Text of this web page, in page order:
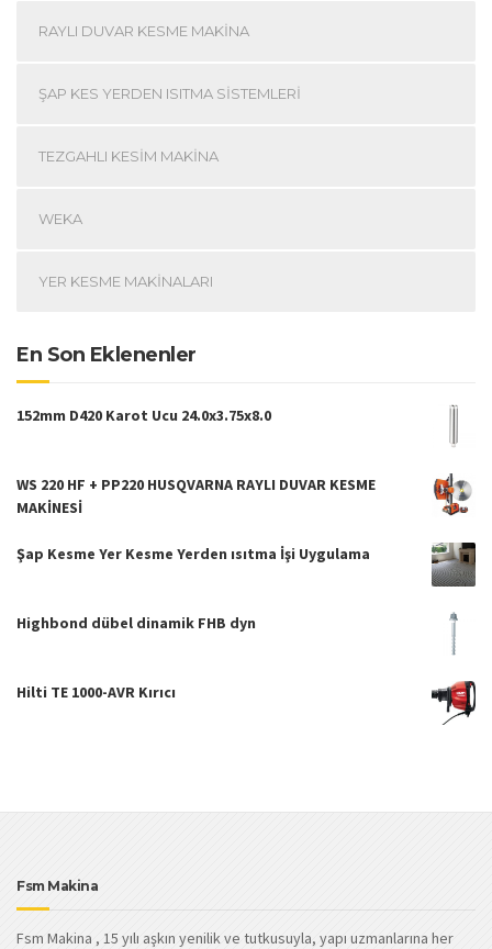
RAYLI DUVAR KESME MAKINA
ŞAP KES YERDEN ISITMA SISTEMLERI
TEZGAHLI KESIM MAKINA
WEKA
YER KESME MAKINALARI
En Son Eklenenler
152mm D420 Karot Ucu 24.0x3.75x8.0
WS 220 HF + PP220 HUSQVARNA RAYLI DUVAR KESME
MAKİNESİ
Şap Kesme Yer Kesme Yerden ısıtma İşi Uygulama
Highbond dübel dinamik FHB dyn
Hilti TE 1000-AVR Kırıcı
Fsm Makina
Fsm Makina , 15 yılı aşkın yenilik ve tutkusuyla, yapı uzmanlarına her